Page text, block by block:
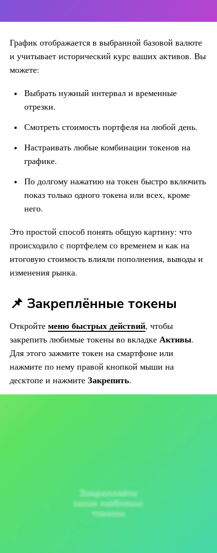
График отображается в выбранной базовой валюте
и учитывает исторический курс ваших активов. Вы
можете:
Выбрать нужный интервал и временные
отрезки.
Смотреть стоимость портфеля на любой день.
Настраивать любые комбинации токенов на
графике.
По долгому нажатию на токен быстро включить
показ только одного токена или всех, кроме
него.
Это простой способ понять общую картину: что
происходило с портфелем со временем и как на
итоговую стоимость влияли пополнения, выводы и
изменения рынка.
📌 Закреплённые токены
Откройте меню быстрых действий, чтобы
закрепить любимые токены во вкладке Активы.
Для этого зажмите токен на смартфоне или
нажмите по нему правой кнопкой мыши на
десктопе и нажмите Закрепить.